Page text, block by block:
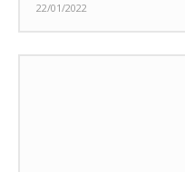
22/01/2022